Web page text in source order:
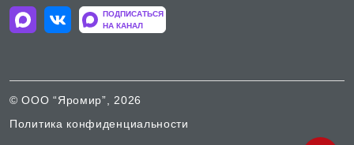
ПОДПИСАТЬСЯ
НА КАНАЛ
© ООО “Яромир”, 2026
Политика конфиденциальности